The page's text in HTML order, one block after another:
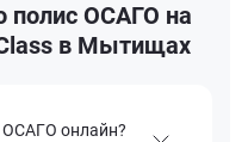
полис ОСАГО на
в Мытищах
онлайн?